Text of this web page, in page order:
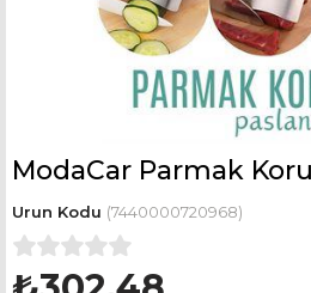
(7440000720968)